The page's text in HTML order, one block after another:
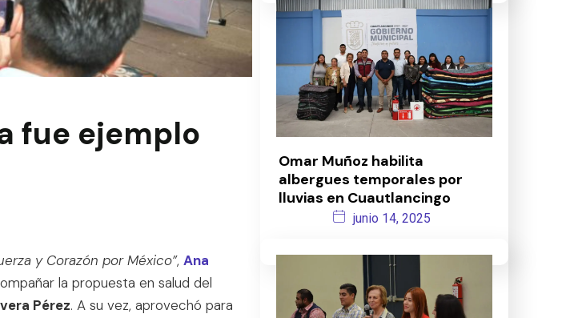
fue ejemplo
y Corazón por México”, Ana
la propuesta en salud del
Pérez. A su vez, aprovechó para
Omar Muñoz habilita
albergues temporales por
lluvias en Cuautlancingo
junio 14, 2025